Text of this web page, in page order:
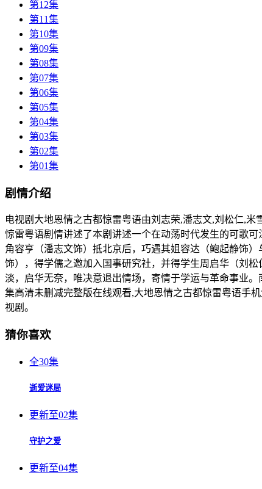
第12集
第11集
第10集
第09集
第08集
第07集
第06集
第05集
第04集
第03集
第02集
第01集
剧情介绍
电视剧大地恩情之古都惊雷粤语由刘志荣,潘志文,刘松仁,米
惊雷粤语剧情讲述了本剧讲述一个在动荡时代发生的可歌
角容亨（潘志文饰）抵北京后，巧遇其姐容达（鲍起静饰
饰），得学儒之邀加入国事研究社，并得学生周启华（刘
淡，启华无奈，唯决意退出情场，寄情于学运与革命事业
集高清未删减完整版在线观看,大地恩情之古都惊雷粤语手
视剧。
猜你喜欢
全30集
逝爱迷局
更新至02集
守护之爱
更新至04集